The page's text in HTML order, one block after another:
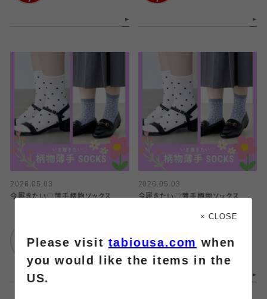
2026.05.03
今履きたい♡薄手柄物ソックス
エスパル仙台
2026.05.03
今履きたい♡薄手柄物ソックス
エスパル仙台
× CLOSE
Please visittabiousa.com when
you would like the items in the
US.